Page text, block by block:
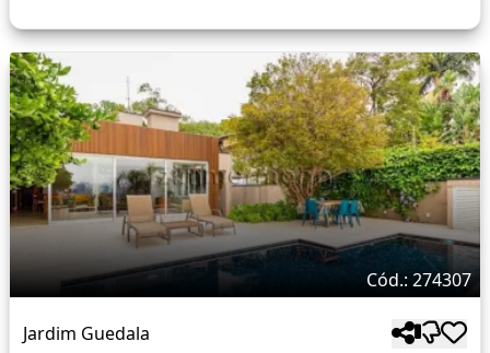
Cód.: 274307
Jardim Guedala